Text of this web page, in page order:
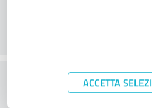
ACCETTA
Cosa ne
prezzo/